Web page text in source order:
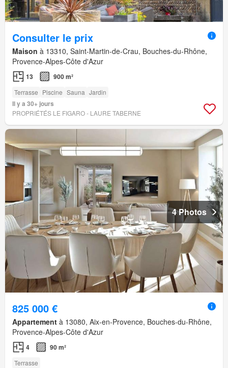
Consulter le prix
Maison à 13310, Saint-Martin-de-Crau, Bouches-du-Rhône,
Provence-Alpes-Côte d'Azur
13 900 m²
Terrasse Piscine Sauna Jardin
Il y a 30+ jours
PROPRIÉTÉS LE FIGARO - LAURE TABERNE
4 Photos
825 000 €
Appartement à 13080, Aix-en-Provence, Bouches-du-Rhône,
Provence-Alpes-Côte d'Azur
4 90 m²
Terrasse